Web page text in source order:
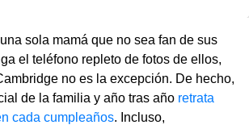
sola mamá que no sea fan de sus
el teléfono repleto de fotos de ellos,
no es la excepción. De hecho,
de la familia y año tras año retrata
cada cumpleaños. Incluso,